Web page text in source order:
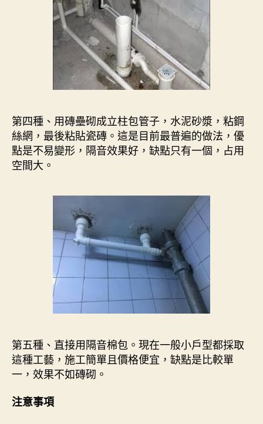
第四種、用磚壘砌成立柱包管子，水泥砂漿，粘鋼
絲網，最後粘貼瓷磚。這是目前最普遍的做法，優
點是不易變形，隔音效果好，缺點只有一個，占用
空間大。
第五種、直接用隔音棉包。現在一般小戶型都採取
這種工藝，施工簡單且價格便宜，缺點是比較單
一，效果不如磚砌。
注意事項